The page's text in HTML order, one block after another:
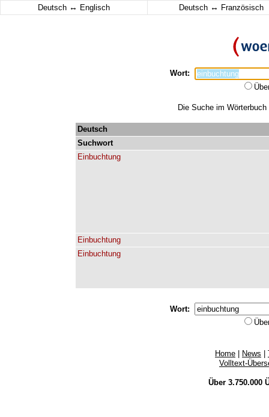
Deutsch ↔ Englisch Deutsch ↔ Französisch
Wort:
Die Suche im
Deutsch
Suchwort
Einbuchtung
Einbuchtung
Einbuchtung
Wort:
Home News
Volltext-
Über 3.750.000